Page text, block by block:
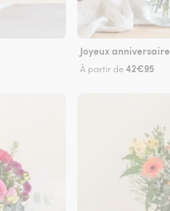
Joyeux anniversaire
À partir de42€95